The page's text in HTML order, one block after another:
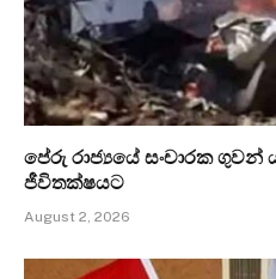
පේරු රාජ්‍යයේ සංචාරක
ජීවිතක්ෂයට
August 2, 2026